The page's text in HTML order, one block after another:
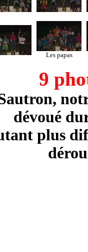
Les papas
9
dévoué
plus